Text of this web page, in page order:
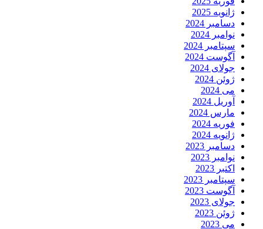
ژانویه 2025
دسامبر 2024
نوامبر 2024
سپتامبر 2024
آگوست 2024
جولای 2024
ژوئن 2024
می 2024
آوریل 2024
مارس 2024
فوریه 2024
ژانویه 2024
دسامبر 2023
نوامبر 2023
اکتبر 2023
سپتامبر 2023
آگوست 2023
جولای 2023
ژوئن 2023
می 2023